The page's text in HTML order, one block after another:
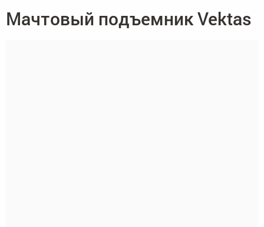
Вы
Мачтовый подъемник Vektas